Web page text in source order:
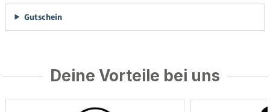
Gutschein
Deine Vorteile bei uns